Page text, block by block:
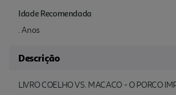
Idade Recomendada
. Anos
Descrição
LIVRO COELHO VS. MACACO - O PORCO